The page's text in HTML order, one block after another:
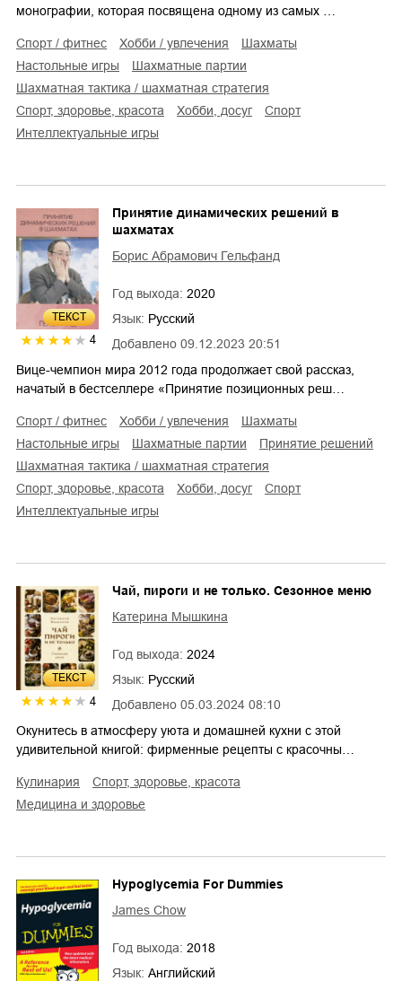
монографии, которая посвящена одному из самых …
спорт / фитнес хобби / увлечения
шахматы
настольные игры
шахматные партии
шахматная тактика / шахматная стратегия
спорт, здоровье, красота
хобби, досуг
спорт
интеллектуальные игры
ТЕКСТ
4 Добавлено 09.12.2023 20:51
Принятие динамических решений в
шахматах
Борис Абрамович Гельфанд
Год выхода: 2020
Язык: Русский
Вице-чемпион мира 2012 года продолжает свой рассказ,
начатый в бестселлере «Принятие позиционных реш…
спорт / фитнес хобби / увлечения
шахматы
настольные игры
шахматные партии
принятие решений
шахматная тактика / шахматная стратегия
спорт, здоровье, красота
хобби, досуг
спорт
интеллектуальные игры
ТЕКСТ
4 Добавлено 05.03.2024 08:10
Чай, пироги и не только. Сезонное меню
Катерина Мышкина
Год выхода: 2024
Язык: Русский
Окунитесь в атмосферу уюта и домашней кухни с этой
удивительной книгой: фирменные рецепты с красочны…
кулинария
спорт, здоровье, красота
медицина и здоровье
Hypoglycemia For Dummies
James Chow
Год выхода: 2018
Язык: Английский